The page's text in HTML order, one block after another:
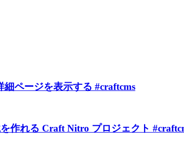
ページを表示する #craftcms
作れる Craft Nitro プロジェクト